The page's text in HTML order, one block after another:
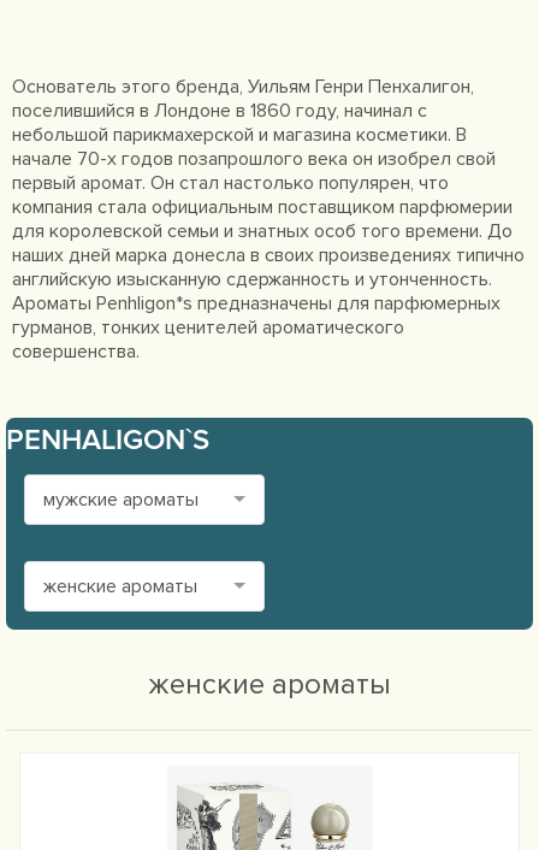
Основатель этого бренда, Уильям Генри Пенхалигон,
поселившийся в Лондоне в 1860 году, начинал с
небольшой парикмахерской и магазина косметики. В
начале 70-х годов позапрошлого века он изобрел свой
первый аромат. Он стал настолько популярен, что
компания стала официальным поставщиком парфюмерии
для королевской семьи и знатных особ того времени. До
наших дней марка донесла в своих произведениях типично
английскую изысканную сдержанность и утонченность.
Ароматы Penhligon*s предназначены для парфюмерных
гурманов, тонких ценителей ароматического
совершенства.
PENHALIGON`S
мужские ароматы
женские ароматы
женские ароматы